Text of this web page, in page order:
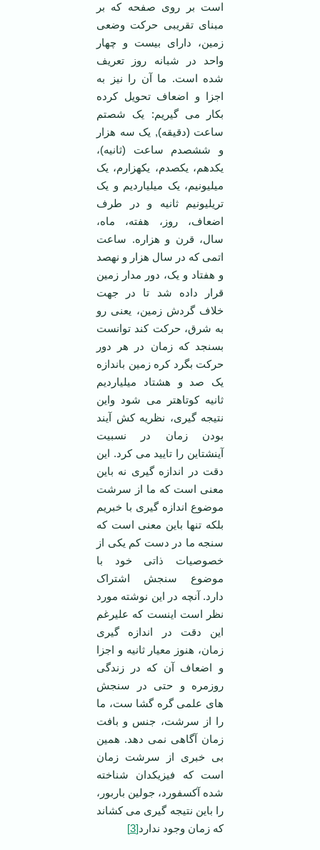
است بر روی صفحه که بر
مبنای تقریبی حرکت وضعی
زمین، دارای بیست و چهار
واحد در شبانه روز تعریف
شده است. ما آن را نیز به
اجزا و اضعاف تحویل کرده
بکار می گیریم: یک شصتم
ساعت (دقیقه), یک سه هزار
و ششصدم ساعت (ثانیه)،
یکدهم، یکصدم، یکهزارم، یک
میلیونیم، یک میلیاردیم و یک
تریلیونیم ثانیه و در طرف
اضعاف، روز، هفته، ماه،
سال، قرن و هزاره. ساعت
اتمی که در سال هزار و نهصد
و هفتاد و یک، دور مدار زمین
قرار داده شد تا در جهت
خلاف گردش زمین، یعنی رو
به شرق، حرکت کند توانست
بسنجد که زمان در هر دور
حرکت بگرد کره زمین باندازه
یک صد و هشتاد میلیاردیم
ثانیه کوتاهتر می شود واین
نتیجه گیری، نظریه کش آیند
بودن زمان در نسبیت
آینشتاین را تایید می کرد. این
دقت در اندازه گیری نه باین
معنی است که ما از سرشت
موضوع اندازه گیری با خبریم
بلکه تنها باین معنی است که
سنجه ما در دست کم یکی از
خصوصیات ذاتی خود با
موضوع سنجش اشتراک
دارد. آنچه در این نوشته مورد
نظر است اینست که علیرغم
این دقت در اندازه گیری
زمان، هنوز معیار ثانیه و اجزا
و اضعاف آن که در زندگی
روزمره و حتی در سنجش
های علمی گره گشا ست، ما
را از سرشت، جنس و بافت
زمان آگاهی نمی دهد. همین
بی خبری از سرشت زمان
است که فیزیکدان شناخته
شده آکسفورد، جولین باربور،
را باین نتیجه گیری می کشاند
که زمان وجود ندارد[3]